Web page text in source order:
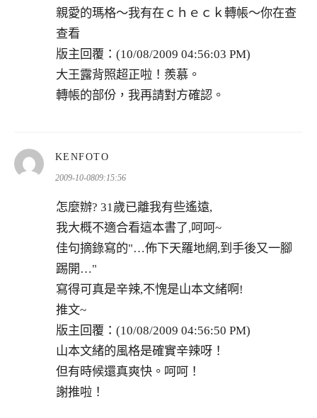
親愛的瑪格～我有在ｃｈｅｃｋ轉帳～你在查
查看
版主回覆：(10/08/2009 04:56:03 PM)
大王露背照超正啦！羨慕。
轉帳的部份，我再請對方確認。
KENFOTO
示:
2009-10-0809:15:56
怎麼辦? 31歲已離我有些遙遠,
我大概不適合看這本書了,呵呵~
佳句摘錄寫的"…佈下天羅地網,到手後又一腳
踢開…"
寫得可真是辛辣,不愧是山本文緒啊!
推文~
版主回覆：(10/08/2009 04:56:50 PM)
山本文緒的風格是確實辛辣呀！
但有時候還真爽快。呵呵！
謝推啦！